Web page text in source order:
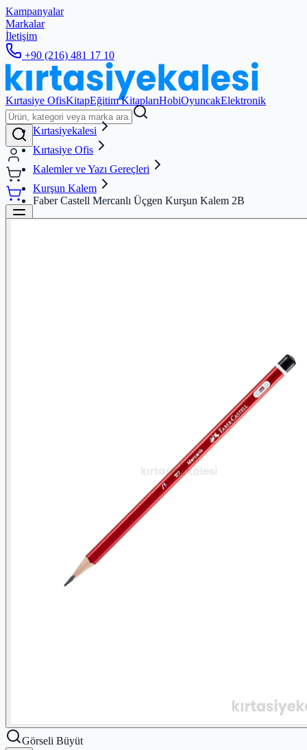
Kampanyalar
Markalar
İletişim
+90 (216) 481 17 10
Kırtasiye OfisKitapEğitim KitaplarıHobiOyuncakElektronik
Kırtasiyekalesi
Kırtasiye Ofis
Kalemler ve Yazı Gereçleri
Kurşun Kalem
Faber Castell Mercanlı Üçgen Kurşun Kalem 2B
Görseli Büyüt